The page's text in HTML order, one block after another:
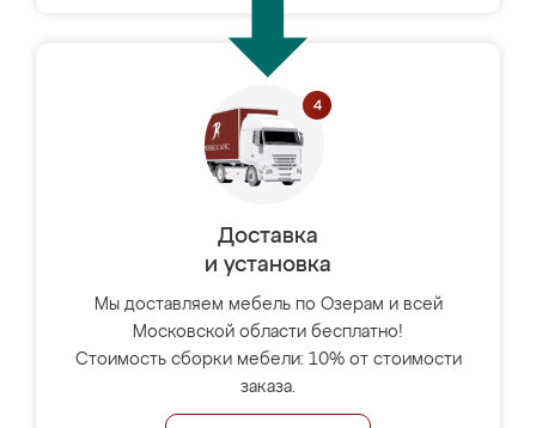
Доставка
и установка
Мы доставляем мебель по Озерам и всей
Московской области бесплатно!
Стоимость сборки мебели: 10% от стоимости
заказа.